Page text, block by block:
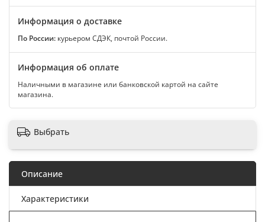
Информация о доставке
По России: курьером СДЭК, почтой России.
Информация об оплате
Наличными в магазине или банковской картой на сайте
магазина.
Выбрать
Описание
Характеристики